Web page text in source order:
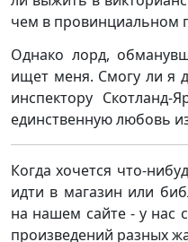
чем в провинциальном
Однако лорд,
ищет меня. Смогу ли я
инспектору
единственную любовь
Когда хочется что-
идти в магазин или
на нашем сайте - у нас
произведений разных